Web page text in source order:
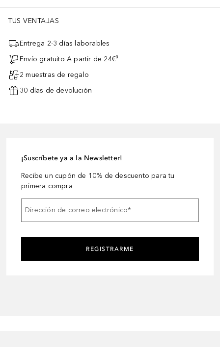
TUS VENTAJAS
Entrega 2-3 días laborables
Envío gratuito A partir de 24€³
2 muestras de regalo
30 días de devolución
¡Suscríbete ya a la Newsletter!
Recibe un cupón de 10% de descuento para tu
primera compra
Dirección de correo electrónico*
REGISTRARME